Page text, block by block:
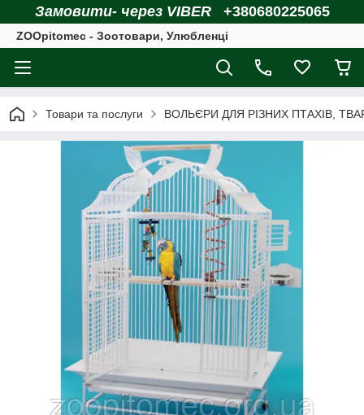
Замовити- через VIBER +380680225065
ZOOpitomec - Зоотовари, Улюбленці
Товари та послуги ВОЛЬЄРИ ДЛЯ РІЗНИХ ПТАХІВ,